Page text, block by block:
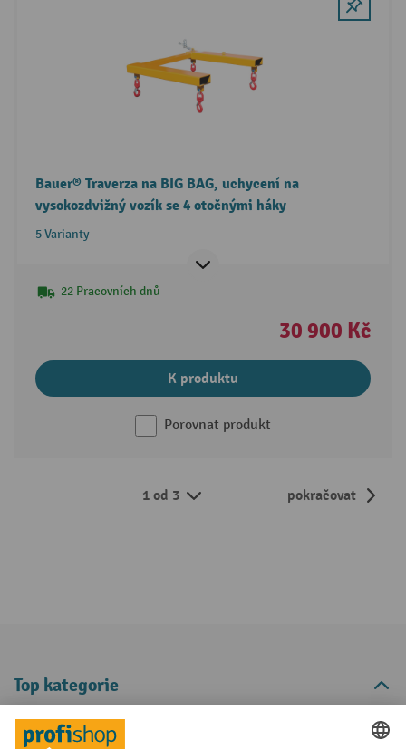
Bauer® Traverza na BIG BAG, uchycení na
vysokozdvižný vozík se 4 otočnými háky
5 Varianty
22 Pracovních dnů
30 900 Kč
K produktu
Porovnat produkt
1 od 3 pokračovat
Top kategorie
Informace